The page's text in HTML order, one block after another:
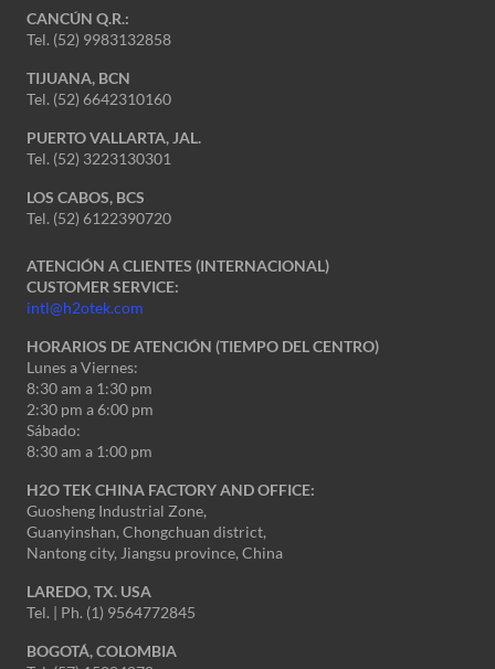
CANCÚN Q.R.:
Tel. (52) 9983132858
TIJUANA, BCN
Tel. (52) 6642310160
PUERTO VALLARTA, JAL.
Tel. (52) 3223130301
LOS CABOS, BCS
Tel. (52) 6122390720
ATENCIÓN A CLIENTES (INTERNACIONAL)
CUSTOMER SERVICE:
intl@h2otek.com
HORARIOS DE ATENCIÓN (TIEMPO DEL CENTRO)
Lunes a Viernes:
8:30 am a 1:30 pm
2:30 pm a 6:00 pm
Sábado:
8:30 am a 1:00 pm
H2O TEK CHINA FACTORY AND OFFICE:
Guosheng Industrial Zone,
Guanyinshan, Chongchuan district,
Nantong city, Jiangsu province, China
LAREDO, TX. USA
Tel. | Ph. (1) 9564772845
BOGOTÁ, COLOMBIA